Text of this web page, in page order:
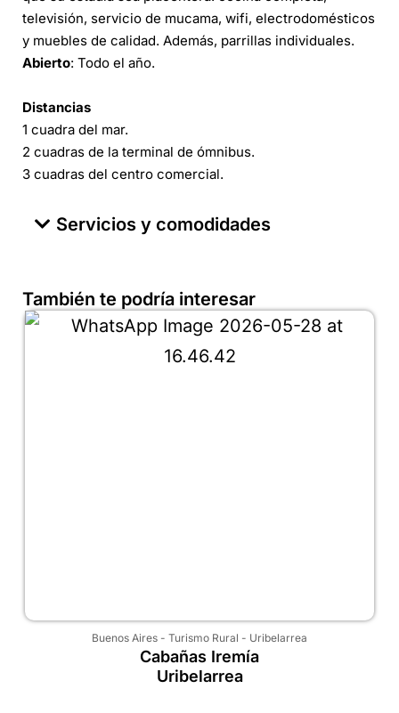
televisión, servicio de mucama, wifi, electrodomésticos
y muebles de calidad. Además, parrillas individuales.
Abierto: Todo el año.
Distancias
1 cuadra del mar.
2 cuadras de la terminal de ómnibus.
3 cuadras del centro comercial.
Servicios y comodidades
También te podría interesar
Buenos Aires - Turismo Rural - Uribelarrea
Cabañas Iremía
Uribelarrea